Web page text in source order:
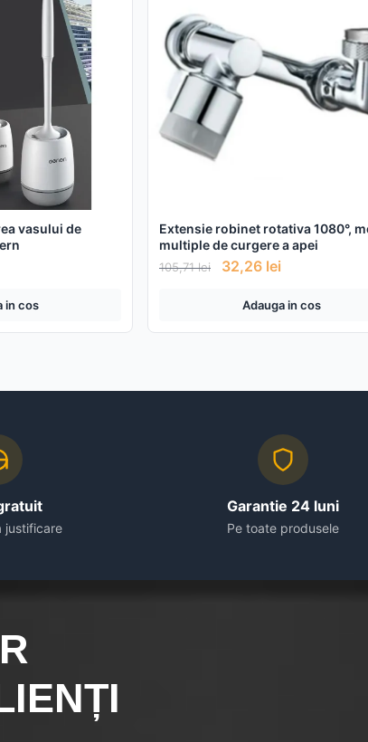
vasului de
in cos
Extensie robinet rotativa 1080°,
multiple de curgere a apei
105,71lei 32,26 lei
Adauga in cos
justificare
Garantie 24 luni
Pe toate produsele